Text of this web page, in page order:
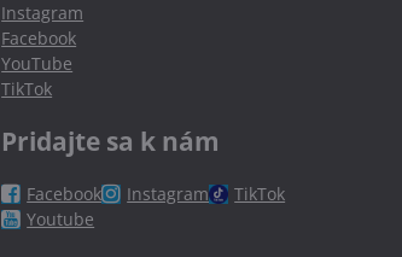
Instagram
Facebook
YouTube
TikTok
Pridajte sa k nám
Facebook Instagram
TikTok
Youtube